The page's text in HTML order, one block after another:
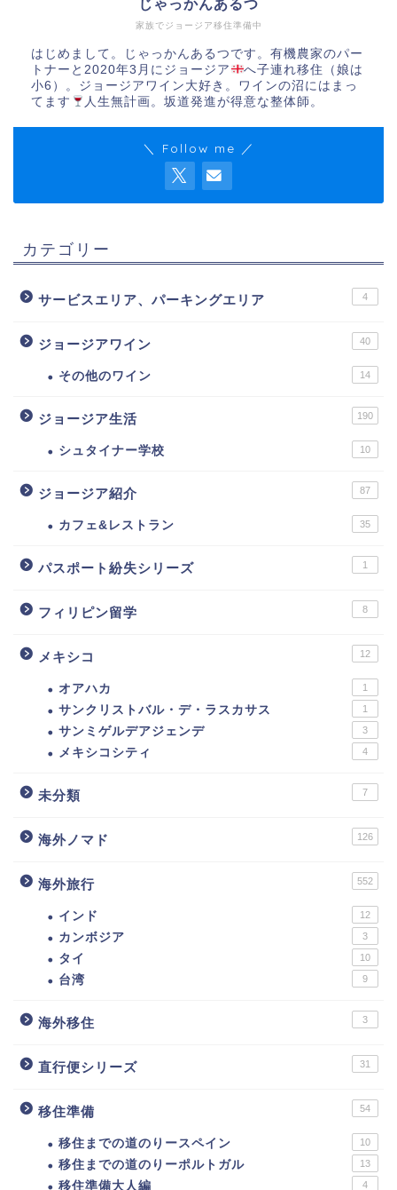
家族でジョージア移住準備中
じゃっかんあるつ
はじめまして。じゃっかんあるつです。有機農家のパー
トナーと2020年3月にジョージア
へ子連れ移住（娘は
小6）。ジョージアワイン大好き。ワインの沼にはまっ
てます
人生無計画。坂道発進が得意な整体師。
＼ Follow me ／
カテゴリー
サービスエリア、パーキングエリア 4
ジョージアワイン 40
その他のワイン 14
ジョージア生活 190
シュタイナー学校 10
ジョージア紹介 87
カフェ&レストラン 35
パスポート紛失シリーズ 1
フィリピン留学 8
メキシコ 12
オアハカ 1
サンクリストバル・デ・ラスカサス 1
サンミゲルデアジェンデ 3
メキシコシティ 4
未分類 7
海外ノマド 126
海外旅行 552
インド 12
カンボジア 3
タイ 10
台湾 9
海外移住 3
直行便シリーズ 31
移住準備 54
移住までの道のりースペイン 10
移住までの道のりーポルトガル 13
移住準備大人編 4